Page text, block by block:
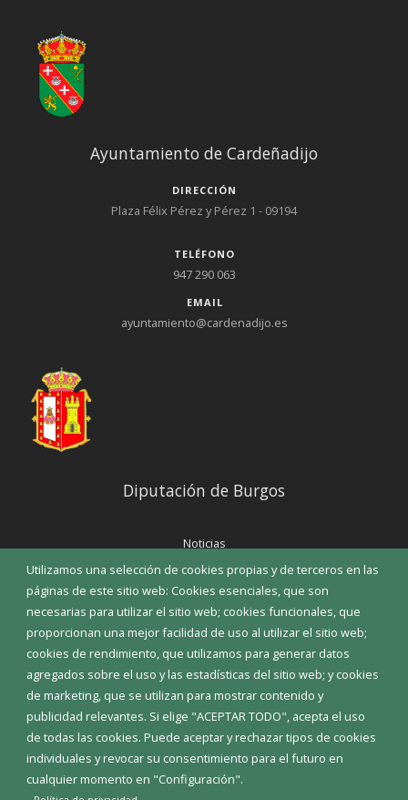
Utilizamos una selección de cookies propias y de terceros en las
páginas de este sitio web: Cookies esenciales, que son
necesarias para utilizar el sitio web; cookies funcionales, que
proporcionan una mejor facilidad de uso al utilizar el sitio web;
cookies de rendimiento, que utilizamos para generar datos
agregados sobre el uso y las estadísticas del sitio web; y cookies
de marketing, que se utilizan para mostrar contenido y
publicidad relevantes. Si elige "ACEPTAR TODO", acepta el uso
de todas las cookies. Puede aceptar y rechazar tipos de cookies
individuales y revocar su consentimiento para el futuro en
cualquier momento en "Configuración".
Ayuntamiento de Cardeñadijo
DIRECCIÓN
Plaza Félix Pérez y Pérez 1 - 09194
TELÉFONO
947 290 063
EMAIL
ayuntamiento@cardenadijo.es
Diputación de Burgos
Noticias
Eventos
Corporación Municipal
Teléfonos de interés
INICIAR SESIÓN
MAPA WEB